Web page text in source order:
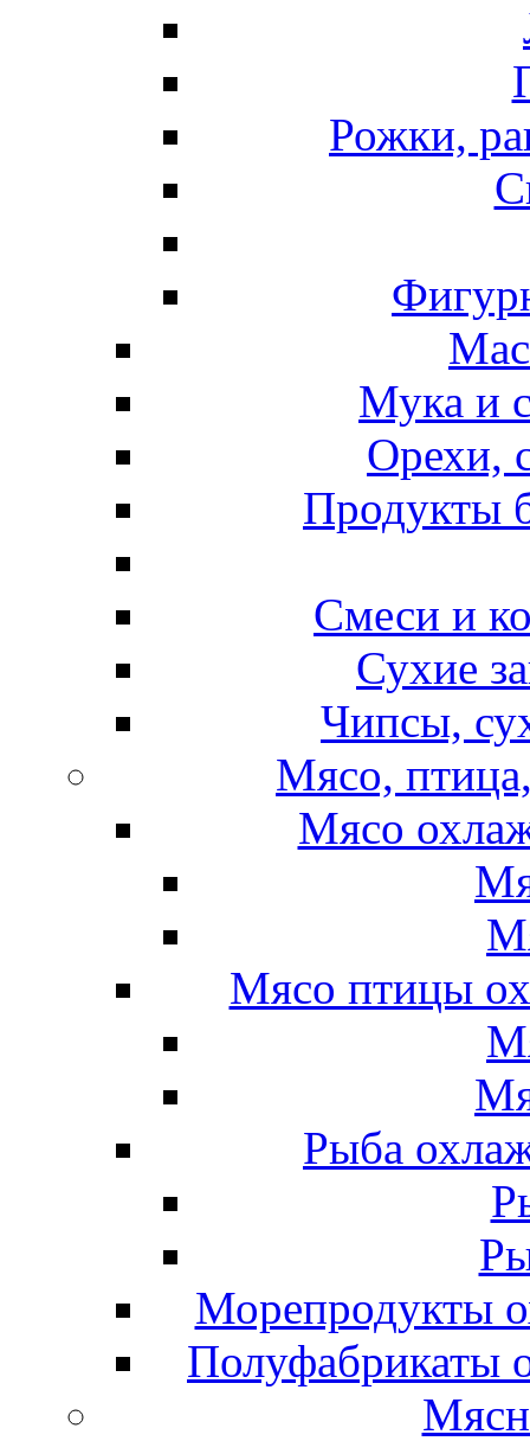
Рожки,
Мука и
Орехи,
Продукты
Смеси и
Сухие
Чипсы,
Мясо,
Мясо
Мясо птицы
Рыба
Морепродукты
Полуфабрикаты